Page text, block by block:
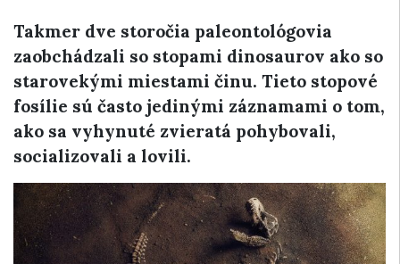
Takmer dve storočia paleontológovia
zaobchádzali so stopami dinosaurov ako so
starovekými miestami činu. Tieto stopové
fosílie sú často jedinými záznamami o tom,
ako sa vyhynuté zvieratá pohybovali,
socializovali a lovili.